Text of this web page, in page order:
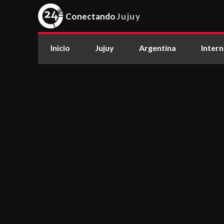
ConectandoJujuy
Inicio Jujuy Argentina